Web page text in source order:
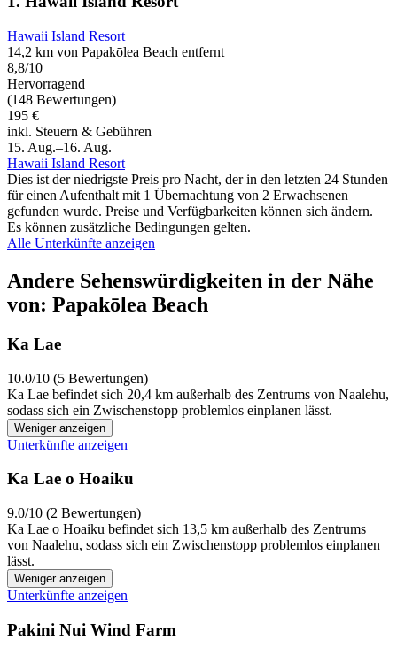
Hawaii Island Resort
14,2 km von Papakōlea Beach entfernt
8,8/10
Hervorragend
(148 Bewertungen)
195 €
inkl. Steuern & Gebühren
15. Aug.–16. Aug.
Hawaii Island Resort
Dies ist der niedrigste Preis pro Nacht, der in den letzten 24 Stunden
für einen Aufenthalt mit 1 Übernachtung von 2 Erwachsenen
gefunden wurde. Preise und Verfügbarkeiten können sich ändern.
Es können zusätzliche Bedingungen gelten.
Alle Unterkünfte anzeigen
Andere Sehenswürdigkeiten in der Nähe
von: Papakōlea Beach
Ka Lae
10.0/10 (5 Bewertungen)
Ka Lae befindet sich 20,4 km außerhalb des Zentrums von Naalehu,
sodass sich ein Zwischenstopp problemlos einplanen lässt.
Weniger anzeigen
Unterkünfte anzeigen
Ka Lae o Hoaiku
9.0/10 (2 Bewertungen)
Ka Lae o Hoaiku befindet sich 13,5 km außerhalb des Zentrums
von Naalehu, sodass sich ein Zwischenstopp problemlos einplanen
lässt.
Weniger anzeigen
Unterkünfte anzeigen
Pakini Nui Wind Farm